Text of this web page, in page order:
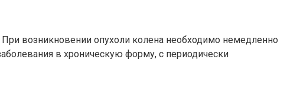
возникновении опухоли колена необходимо немедленно
в хроническую форму, с периодически